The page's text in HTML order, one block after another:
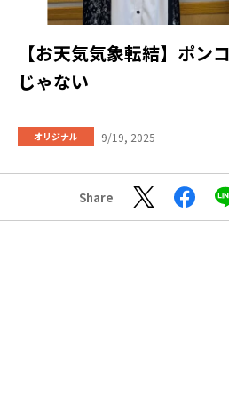
【お天気気象転結】ポン
じゃない
オリジナル 9/19, 2025
Share